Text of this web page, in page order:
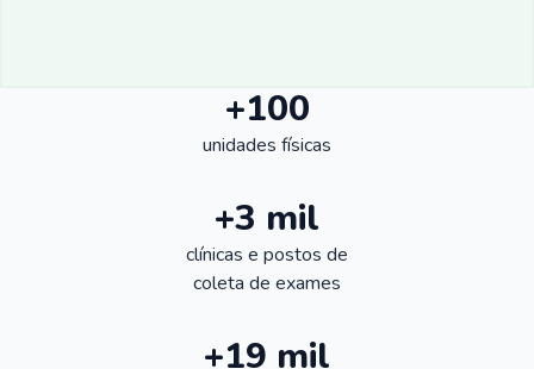
+100
unidades físicas
+3 mil
clínicas e postos de
coleta de exames
+19 mil